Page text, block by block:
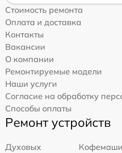
Стоимость ремонта
Оплата и доставка
Контакты
Вакансии
О компании
Ремонтируемые модели
Наши услуги
Согласие на обработку
Способы оплаты
Ремонт устройств
Духовых